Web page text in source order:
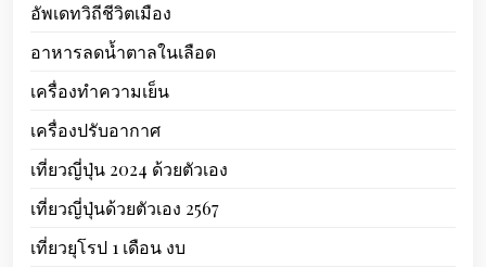
อัพเดทวิถีชีวิตเมือง
อาหารลดน้ำตาลในเลือด
เครื่องทำความเย็น
เครื่องปรับอากาศ
เที่ยวญี่ปุ่น 2024 ด้วยตัวเอง
เที่ยวญี่ปุ่นด้วยตัวเอง 2567
เที่ยวยุโรป 1 เดือน งบ